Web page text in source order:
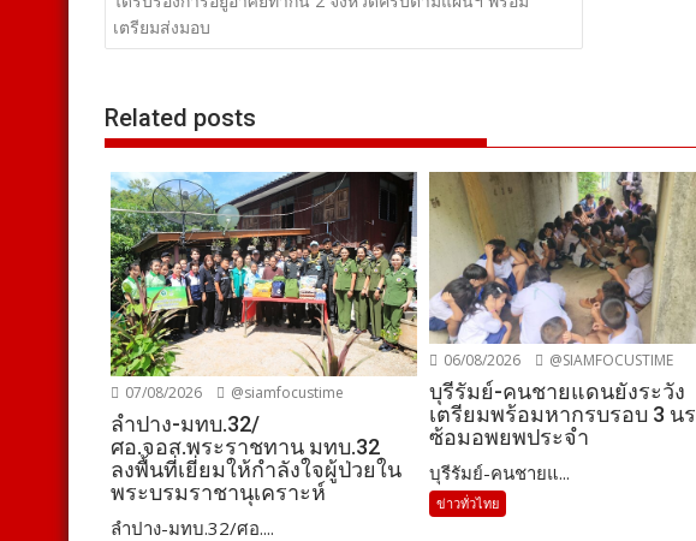
เรื่อง
เตรียมส่งมอบ
Related posts
07/08/2026 @siamfocustime
ลำปาง-มทบ.32/
ศอ.จอส.พระราชทาน มทบ.32
ลงพื้นที่เยี่ยมให้กำลังใจผู้ป่วยใน
พระบรมราชานุเคราะห์
ลำปาง-มทบ.32/ศอ....
06/08/2026 @SIAMFOCUSTIME
บุรีรัมย์-คนชายแดนยังระวัง
เตรียมพร้อมหากรบรอบ 3 นร
ซ้อมอพยพประจำ
บุรีรัมย์-คนชายแ...
ข่าวทั่วไทย